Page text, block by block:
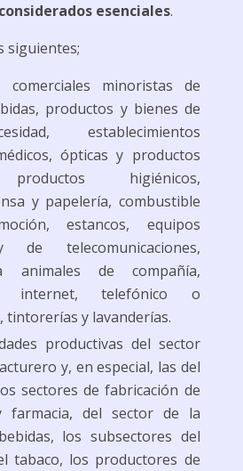
esenciales.
siguientes;
comerciales minoristas de
productos y bienes de
establecimientos
ópticas y productos
productos higiénicos,
y papelería, combustible
estancos, equipos
de telecomunicaciones,
animales de compañía,
internet, telefónico o
tintorerías y lavanderías.
productivas del sector
y, en especial, las del
sectores de fabricación de
farmacia, del sector de la
los subsectores del
tabaco, los productores de